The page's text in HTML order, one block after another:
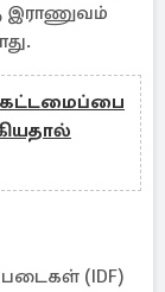
இராணுவம்
கட்டமைப்பை
(IDF)